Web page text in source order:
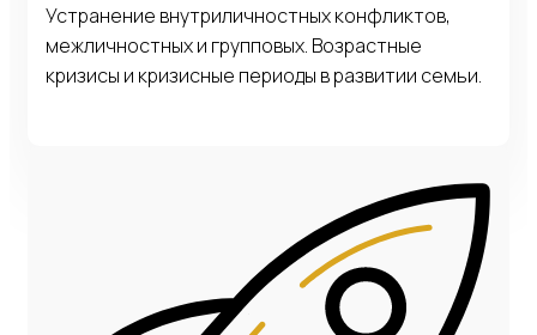
Устранение внутриличностных конфликтов,
межличностных и групповых. Возрастные
кризисы и кризисные периоды в развитии семьи.